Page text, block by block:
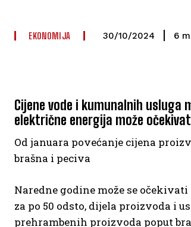
EKONOMIJA 30/10/2024 6
Cijene vode i kumunalnih
električne energija može
Od januara povećanje cijena
brašna i peciva
Naredne godine može se
za po 50 odsto, dijela proizvoda i
prehrambenih proizvoda poput